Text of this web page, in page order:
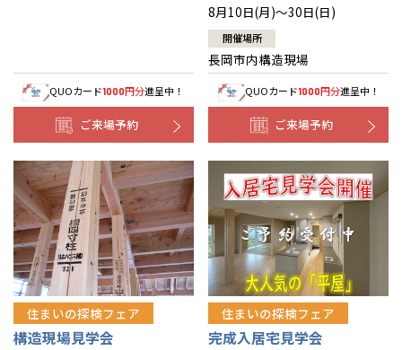
QUOカード1000円分進呈中！
ご来場予約
8月10日(月)～30日(日)
開催場所
長岡市内構造現場
QUOカード1000円分進呈中！
ご来場予約
住まいの探検フェア
構造現場見学会
住まいの探検フェア
完成入居宅見学会